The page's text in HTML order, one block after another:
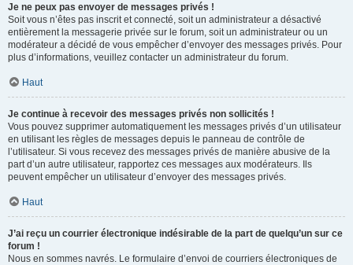
Je ne peux pas envoyer de messages privés !
Soit vous n’êtes pas inscrit et connecté, soit un administrateur a désactivé
entièrement la messagerie privée sur le forum, soit un administrateur ou un
modérateur a décidé de vous empêcher d’envoyer des messages privés. Pour
plus d’informations, veuillez contacter un administrateur du forum.
Haut
Je continue à recevoir des messages privés non sollicités !
Vous pouvez supprimer automatiquement les messages privés d’un utilisateur
en utilisant les règles de messages depuis le panneau de contrôle de
l’utilisateur. Si vous recevez des messages privés de manière abusive de la
part d’un autre utilisateur, rapportez ces messages aux modérateurs. Ils
peuvent empêcher un utilisateur d’envoyer des messages privés.
Haut
J’ai reçu un courrier électronique indésirable de la part de quelqu’un sur ce
forum !
Nous en sommes navrés. Le formulaire d’envoi de courriers électroniques de